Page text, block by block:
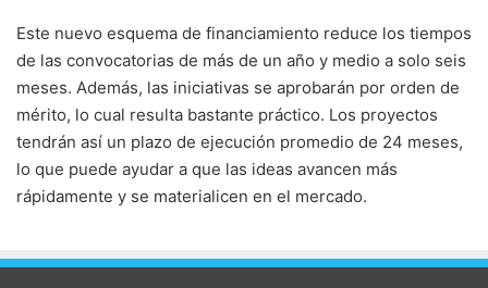
Este nuevo esquema de financiamiento reduce los tiempos
de las convocatorias de más de un año y medio a solo seis
meses. Además, las iniciativas se aprobarán por orden de
mérito, lo cual resulta bastante práctico. Los proyectos
tendrán así un plazo de ejecución promedio de 24 meses,
lo que puede ayudar a que las ideas avancen más
rápidamente y se materialicen en el mercado.